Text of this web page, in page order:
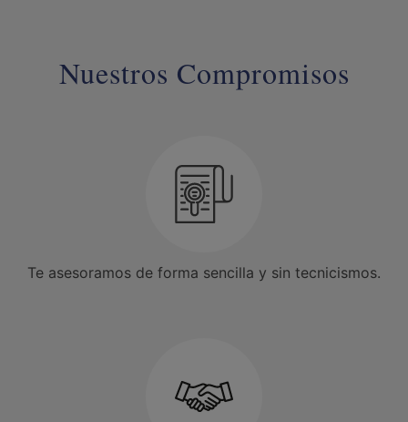
Nuestros Compromisos
Te asesoramos de forma sencilla y sin tecnicismos.